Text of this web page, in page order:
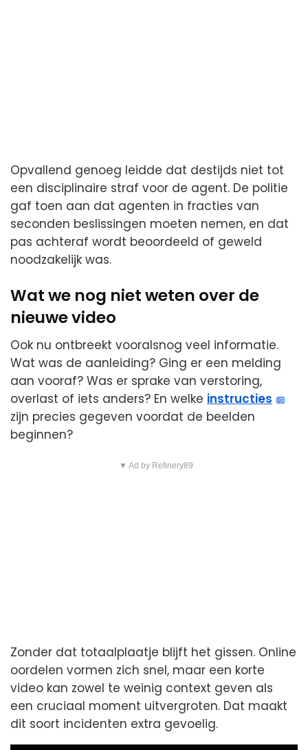
Opvallend genoeg leidde dat destijds niet tot
een disciplinaire straf voor de agent. De politie
gaf toen aan dat agenten in fracties van
seconden beslissingen moeten nemen, en dat
pas achteraf wordt beoordeeld of geweld
noodzakelijk was.
Wat we nog niet weten over de
nieuwe video
Ook nu ontbreekt vooralsnog veel informatie.
Wat was de aanleiding? Ging er een melding
aan vooraf? Was er sprake van verstoring,
overlast of iets anders? En welke instructies
zijn precies gegeven voordat de beelden
beginnen?
▼ Ad by Refinery89
Zonder dat totaalplaatje blijft het gissen. Online
oordelen vormen zich snel, maar een korte
video kan zowel te weinig context geven als
een cruciaal moment uitvergroten. Dat maakt
dit soort incidenten extra gevoelig.